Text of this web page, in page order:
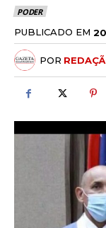
PODER
PUBLICADO EM
POR